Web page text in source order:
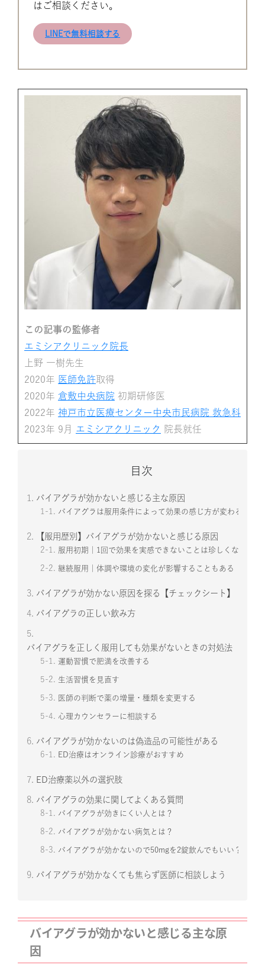
はご相談ください。
LINEで無料相談する
この記事の監修者
エミシアクリニック院長
上野 一樹先生
2020年 医師免許取得
2020年 倉敷中央病院 初期研修医
2022年 神戸市立医療センター中央市民病院 救急科
2023年 9月 エミシアクリニック 院長就任
目次
1. バイアグラが効かないと感じる主な原因
1-1. バイアグラは服用条件によって効果の感じ方が変わる
2. 【服用歴別】バイアグラが効かないと感じる原因
2-1. 服用初期｜1回で効果を実感できないことは珍しくない
2-2. 継続服用｜体調や環境の変化が影響することもある
3. バイアグラが効かない原因を探る【チェックシート】
4. バイアグラの正しい飲み方
5.
バイアグラを正しく服用しても効果がないときの対処法
5-1. 運動習慣で肥満を改善する
5-2. 生活習慣を見直す
5-3. 医師の判断で薬の増量・種類を変更する
5-4. 心理カウンセラーに相談する
6. バイアグラが効かないのは偽造品の可能性がある
6-1. ED治療はオンライン診療がおすすめ
7. ED治療薬以外の選択肢
8. バイアグラの効果に関してよくある質問
8-1. バイアグラが効きにくい人とは？
8-2. バイアグラが効かない病気とは？
8-3. バイアグラが効かないので50mgを2錠飲んでもいい？
9. バイアグラが効かなくても焦らず医師に相談しよう
バイアグラが効かないと感じる主な原
因